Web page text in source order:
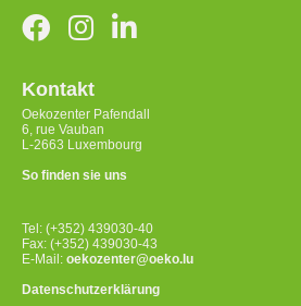
Kontakt
Oekozenter Pafendall
6, rue Vauban
L-2663 Luxembourg
So finden sie uns
Tel: (+352) 439030-40
Fax: (+352) 439030-43
E-Mail: oekozenter@oeko.lu
Datenschutzerklärung